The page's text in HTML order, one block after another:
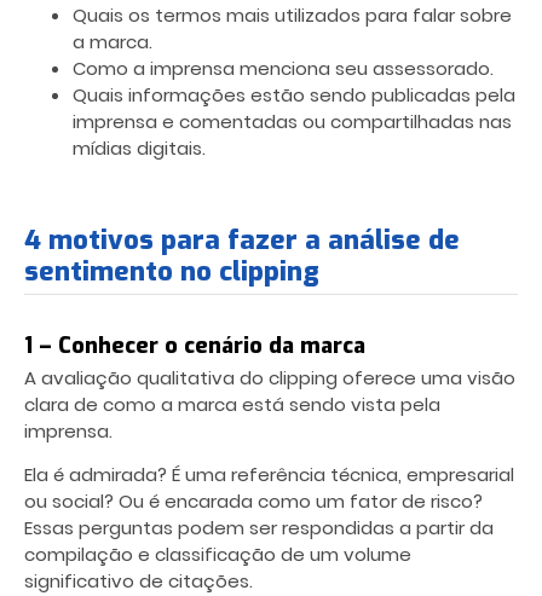
Quais os termos mais utilizados para falar sobre
a marca.
Como a imprensa menciona seu assessorado.
Quais informações estão sendo publicadas pela
imprensa e comentadas ou compartilhadas nas
mídias digitais.
4 motivos para fazer a análise de
sentimento no clipping
1 – Conhecer o cenário da marca
A avaliação qualitativa do clipping oferece uma visão
clara de como a marca está sendo vista pela
imprensa.
Ela é admirada? É uma referência técnica, empresarial
ou social? Ou é encarada como um fator de risco?
Essas perguntas podem ser respondidas a partir da
compilação e classificação de um volume
significativo de citações.